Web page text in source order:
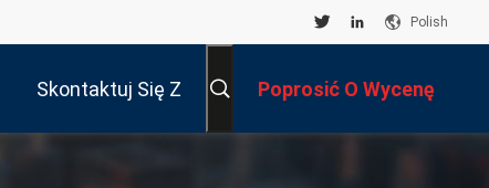
Polish
Skontaktuj Się Z Poprosić O Wycenę